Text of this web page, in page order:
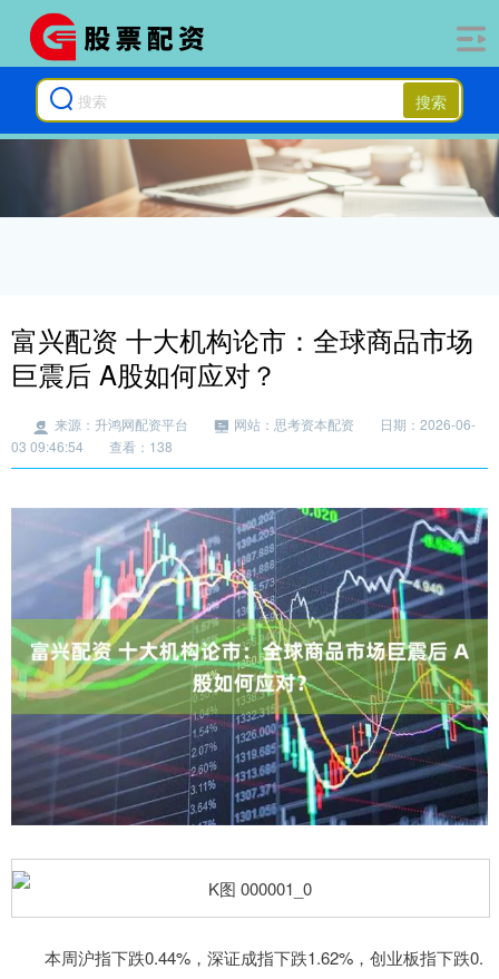
搜索
富兴配资 十大机构论市：全球商品市场
巨震后 A股如何应对？
来源：升鸿网配资平台 网站：思考资本配资
日期：2026-06-
03 09:46:54
查看：138
本周沪指下跌0.44%，深证成指下跌1.62%，创业板指下跌0.